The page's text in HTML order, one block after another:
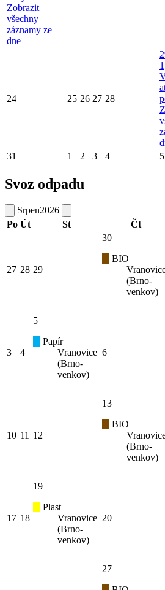
Zobrazit
všechny
záznamy ze
dne
24 25 26 27 28
1
31 1 2 3 4 5
Svoz odpadu
Srpen2026
Po Út St Čt
27 28 29
30
BIO
(Brno-
venkov)
3 4
5
Papír
Vranovice
(Brno-
venkov)
6
10 11 12
13
BIO
(Brno-
venkov)
17 18
19
Plast
Vranovice
(Brno-
venkov)
20
27